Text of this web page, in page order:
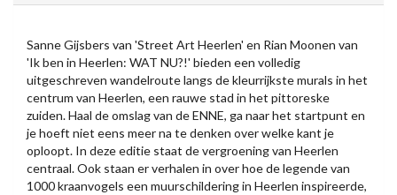
Sanne Gijsbers van 'Street Art Heerlen' en Rian Moonen van
'Ik ben in Heerlen: WAT NU?!' bieden een volledig
uitgeschreven wandelroute langs de kleurrijkste murals in het
centrum van Heerlen, een rauwe stad in het pittoreske
zuiden. Haal de omslag van de ENNE, ga naar het startpunt en
je hoeft niet eens meer na te denken over welke kant je
oploopt. In deze editie staat de vergroening van Heerlen
centraal. Ook staan er verhalen in over hoe de legende van
1000 kraanvogels een muurschildering in Heerlen inspireerde,